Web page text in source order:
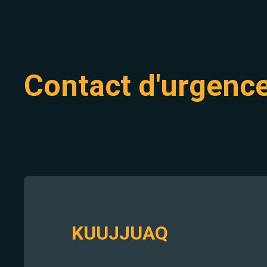
Contact
KUUJJUAQ